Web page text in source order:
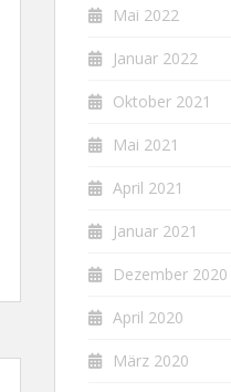
Mai 2022
Januar 2022
Oktober 2021
Mai 2021
April 2021
Januar 2021
Dezember 2020
April 2020
März 2020